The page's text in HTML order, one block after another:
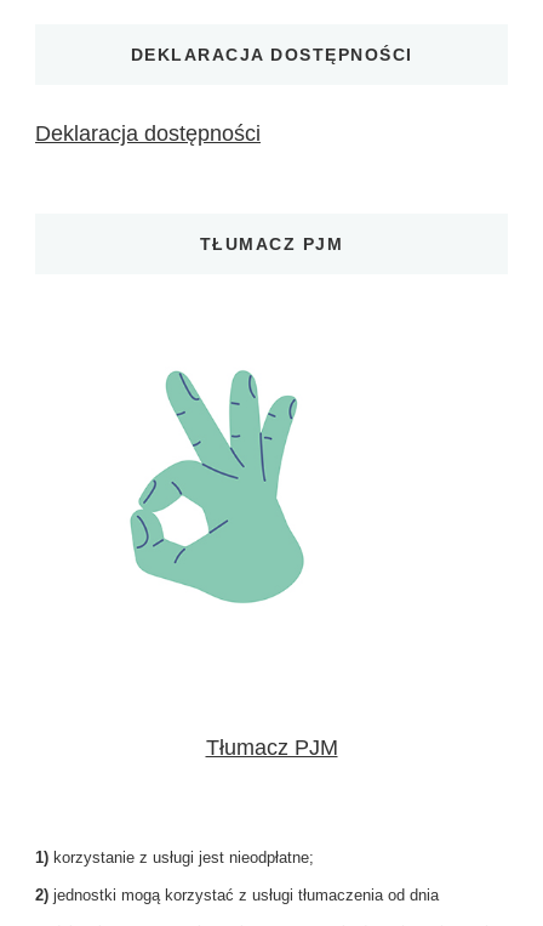
DEKLARACJA DOSTĘPNOŚCI
Deklaracja dostępności
TŁUMACZ PJM
Tłumacz PJM
1) korzystanie z usługi jest nieodpłatne;
2) jednostki mogą korzystać z usługi tłumaczenia od dnia